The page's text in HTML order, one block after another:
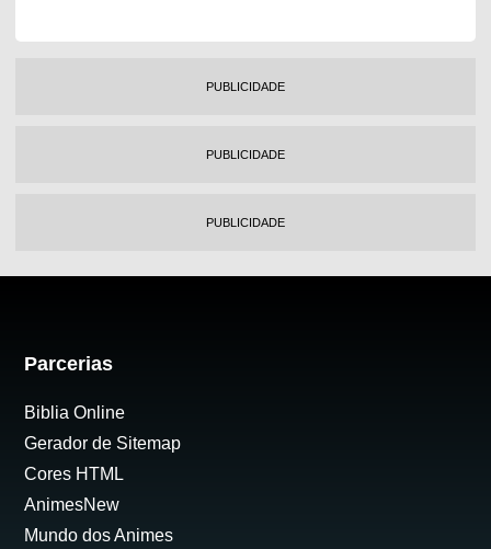
PUBLICIDADE
PUBLICIDADE
PUBLICIDADE
Parcerias
Biblia Online
Gerador de Sitemap
Cores HTML
AnimesNew
Mundo dos Animes